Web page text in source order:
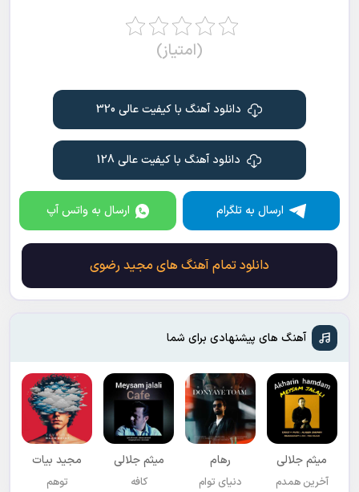
(امتیاز)
دانلود آهنگ با کیفیت عالی 320
دانلود آهنگ با کیفیت عالی 128
ارسال به تلگرام ارسال به واتس آپ
دانلود تمام آهنگ های مجید رضوی
آهنگ های پیشنهادی برای شما
میثم جلالی
آخرین همدم
رهام
دنیای توام
میثم جلالی
کافه
مجید بیات
توهم